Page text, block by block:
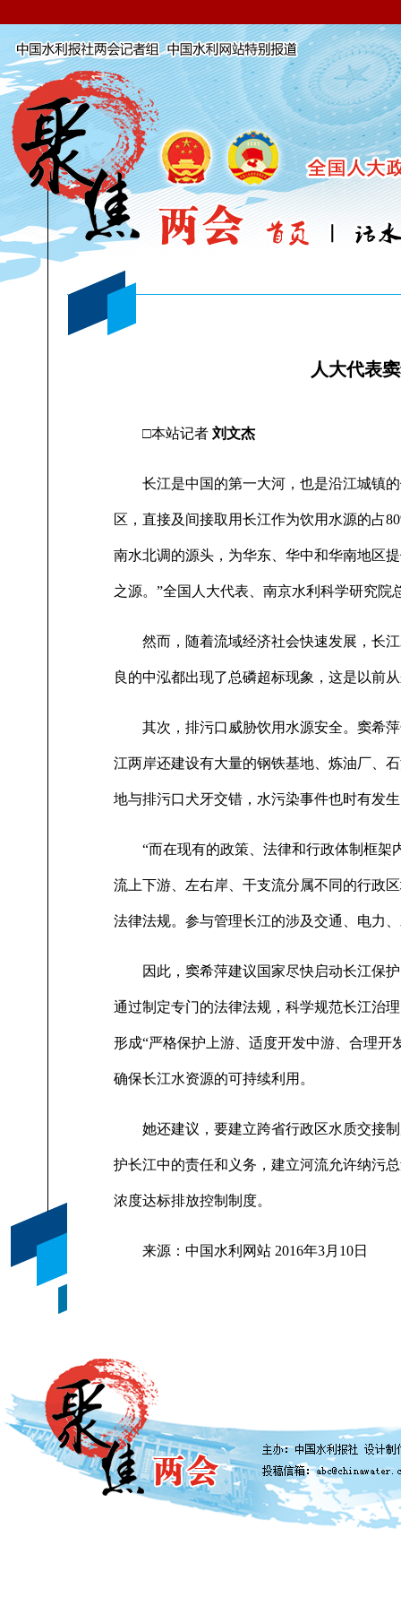
人大代表
□本站记者刘文杰
长江是中国的第一大河，也是沿江城镇的
区，直接及间接取用长江作为饮用水源的占
南水北调的源头，为华东、华中和华南地区
之源。”全国人大代表、南京水利科学研究院
然而，随着流域经济社会快速发展，长江
良的中泓都出现了总磷超标现象，这是以前
其次，排污口威胁饮用水源安全。窦希萍
江两岸还建设有大量的钢铁基地、炼油厂、
地与排污口犬牙交错，水污染事件也时有发
“而在现有的政策、法律和行政体制框架
流上下游、左右岸、干支流分属不同的行政
法律法规。参与管理长江的涉及交通、电力
因此，窦希萍建议国家尽快启动长江保护
通过制定专门的法律法规，科学规范长江治
形成“严格保护上游、适度开发中游、合理
确保长江水资源的可持续利用。
她还建议，要建立跨省行政区水质交接制
护长江中的责任和义务，建立河流允许纳污
浓度达标排放控制制度。
来源：中国水利网站 2016年3月10日